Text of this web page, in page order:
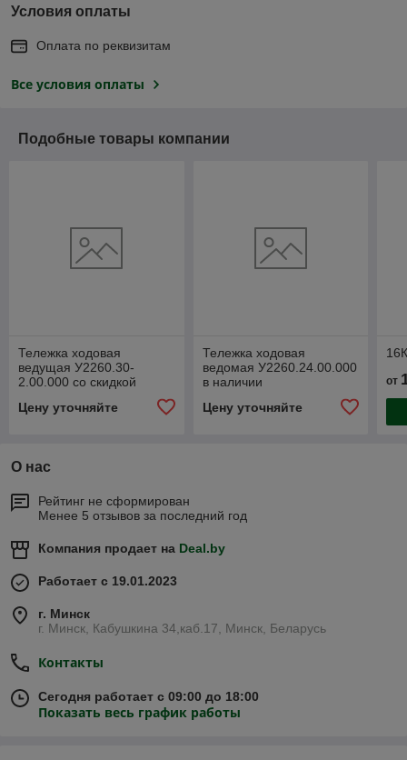
Условия оплаты
Оплата по реквизитам
Все условия оплаты
Подобные товары компании
Тележка ходовая
ведущая У2260.30-
2.00.000 со скидкой
Цену уточняйте
Тележка ходовая
ведомая У2260.24.00.000
в наличии
Цену уточняйте
от
О нас
Рейтинг не сформирован
Менее 5 отзывов за последний год
Компания продает на Deal.by
Работает с 19.01.2023
г. Минск
г. Минск, Кабушкина 34,каб.17, Минск, Беларусь
Контакты
Сегодня работает с 09:00 до 18:00
Показать весь график работы